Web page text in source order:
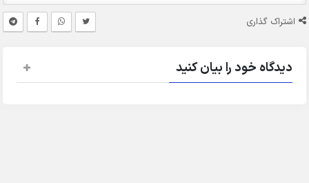
اشتراک گذاری
دیدگاه خود را بیان کنید